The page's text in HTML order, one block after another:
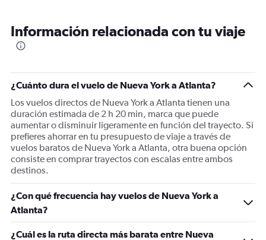
Información relacionada con tu viaje
¿Cuánto dura el vuelo de Nueva York a Atlanta?
Los vuelos directos de Nueva York a Atlanta tienen una
duración estimada de 2 h 20 min, marca que puede
aumentar o disminuir ligeramente en función del trayecto. Si
prefieres ahorrar en tu presupuesto de viaje a través de
vuelos baratos de Nueva York a Atlanta, otra buena opción
consiste en comprar trayectos con escalas entre ambos
destinos.
¿Con qué frecuencia hay vuelos de Nueva York a
Atlanta?
¿Cuál es la ruta directa más barata entre Nueva